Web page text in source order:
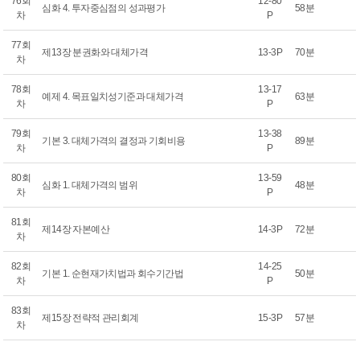
차
심화 4. 투자중심점의 성과평가
P
58분
77회
차
제13장 분권화와 대체가격 13-3P 70분
78회
차
예제 4. 목표일치성기준과 대체가격
13-17
P
63분
79회
차
기본 3. 대체가격의 결정과 기회비용
13-38
P
89분
80회
차
심화 1. 대체가격의 범위
13-59
P
48분
81회
차
제14장 자본예산 14-3P 72분
82회
차
기본 1. 순현재가치법과 회수기간법
14-25
P
50분
83회
차
제15장 전략적 관리회계 15-3P 57분